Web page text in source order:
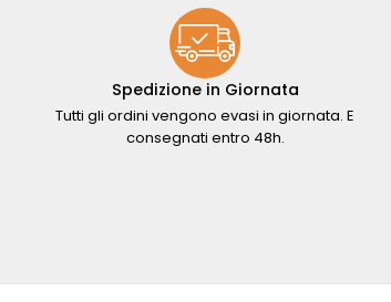
Spedizione in Giornata
Tutti gli ordini vengono evasi in giornata. E
consegnati entro 48h.